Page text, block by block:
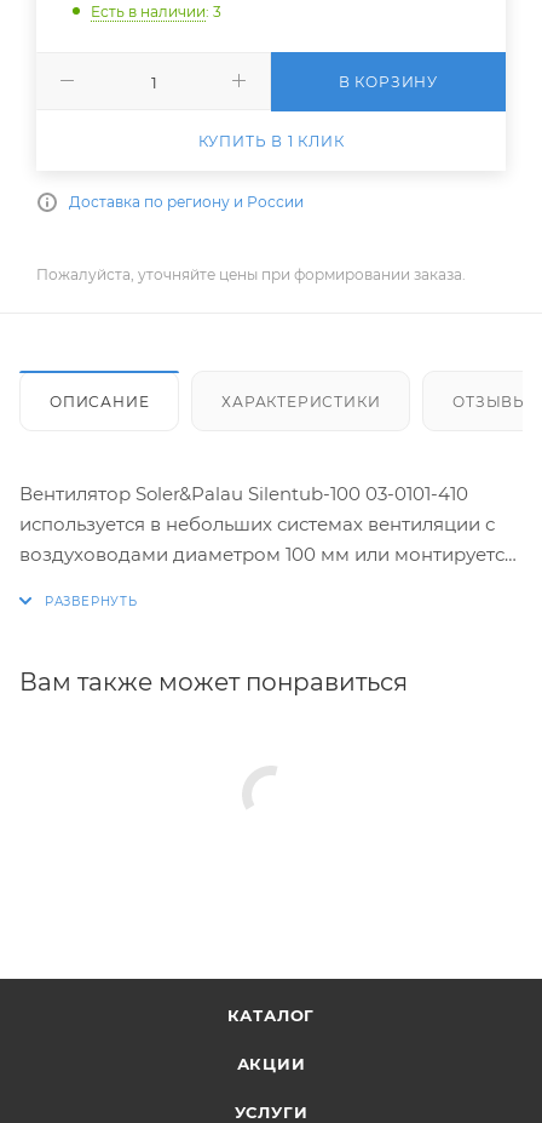
Есть в наличии: 3
В КОРЗИНУ
КУПИТЬ В 1 КЛИК
Доставка по региону и России
Пожалуйста, уточняйте цены при формировании заказа.
ОПИСАНИЕ ХАРАКТЕРИСТИКИ ОТЗЫВЫ
Вентилятор Soler&Palau Silentub-100 03-0101-410
используется в небольших системах вентиляции с
воздуховодами диаметром 100 мм или монтируется
который отличается надежностью и
Модель отличается низким уровнем шума, широким
диапазоном рабочих температур (от 0 до +40
Вам также может понравиться
КАТАЛОГ
АКЦИИ
УСЛУГИ